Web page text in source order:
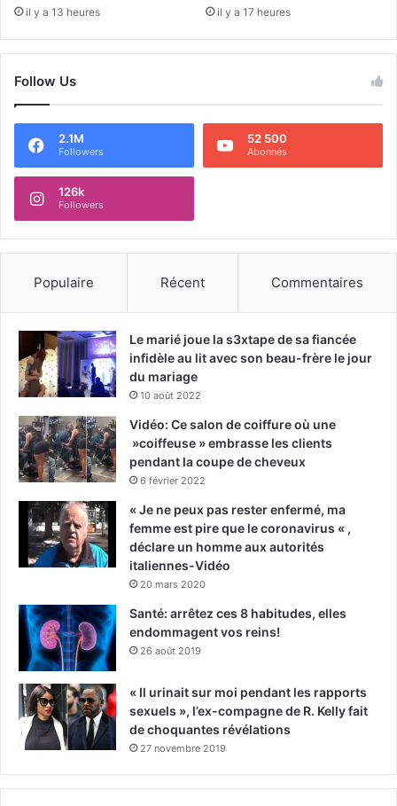
il y a 13 heures il y a 17 heures
Follow Us
2.1M
Followers
52 500
Abonnés
126k
Followers
Populaire Récent Commentaires
Le marié joue la s3xtape de sa fiancée
infidèle au lit avec son beau-frère le jour
du mariage
10 août 2022
Vidéo: Ce salon de coiffure où une
»coiffeuse » embrasse les clients
pendant la coupe de cheveux
6 février 2022
« Je ne peux pas rester enfermé, ma
femme est pire que le coronavirus « ,
déclare un homme aux autorités
italiennes-Vidéo
20 mars 2020
Santé: arrêtez ces 8 habitudes, elles
endommagent vos reins!
26 août 2019
« Il urinait sur moi pendant les rapports
sexuels », l’ex-compagne de R. Kelly fait
de choquantes révélations
27 novembre 2019